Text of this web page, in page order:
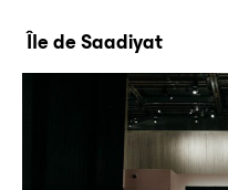
Île de Saadiyat